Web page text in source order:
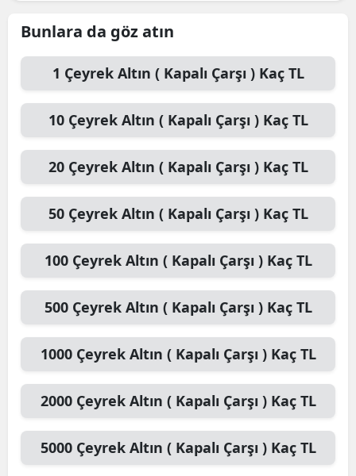
Bunlara da göz atın
1 Çeyrek Altın ( Kapalı Çarşı )Kaç TL
10 Çeyrek Altın ( Kapalı Çarşı )Kaç TL
20 Çeyrek Altın ( Kapalı Çarşı )Kaç TL
50 Çeyrek Altın ( Kapalı Çarşı )Kaç TL
100 Çeyrek Altın ( Kapalı Çarşı )Kaç TL
500 Çeyrek Altın ( Kapalı Çarşı )Kaç TL
1000 Çeyrek Altın ( Kapalı Çarşı )Kaç TL
2000 Çeyrek Altın ( Kapalı Çarşı )Kaç TL
5000 Çeyrek Altın ( Kapalı Çarşı )Kaç TL